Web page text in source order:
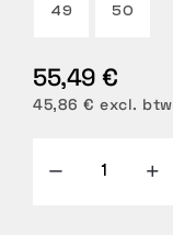
49 50
55,49 €
45,86 € excl. btw